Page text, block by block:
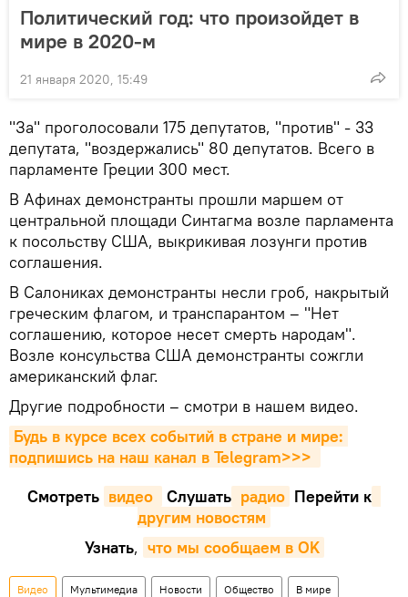
Политический год: что произойдет в
мире в 2020-м
21 января 2020, 15:49
"За" проголосовали 175 депутатов, "против" - 33
депутата, "воздержались" 80 депутатов. Всего в
парламенте Греции 300 мест.
В Афинах демонстранты прошли маршем от
центральной площади Синтагма возле парламента
к посольству США, выкрикивая лозунги против
соглашения.
В Салониках демонстранты несли гроб, накрытый
греческим флагом, и транспарантом – "Нет
соглашению, которое несет смерть народам".
Возле консульства США демонстранты сожгли
американский флаг.
Другие подробности – смотри в нашем видео.
Будь в курсе всех событий в стране и мире:
подпишись на наш канал в Telegram>>>
Смотреть видео Cлушать радио Перейти к
другим новостям
Узнать, что мы сообщаем в OK
Видео Мультимедиа Новости Общество В мире